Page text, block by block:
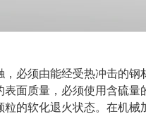
必须由能经受热冲击的钢
面质量，必须使用含硫量
的软化退火状态。在机械